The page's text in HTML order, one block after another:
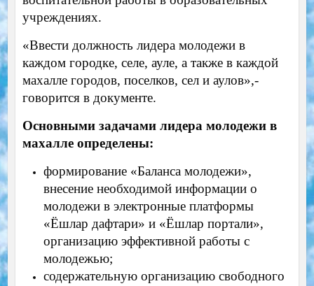
учреждениях.
«Ввести должность лидера молодежи в
каждом городке, селе, ауле, а также в каждой
махалле городов, поселков, сел и аулов»,-
говорится в документе.
Основными задачами лидера молодежи в
махалле определены:
формирование «Баланса молодежи»,
внесение необходимой информации о
молодежи в электронные платформы
«Ёшлар дафтари» и «Ёшлар портали»,
организацию эффективной работы с
молодежью;
содержательную организацию свободного